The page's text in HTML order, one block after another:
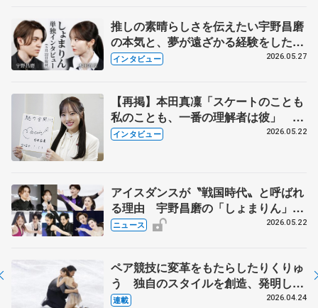
推しの素晴らしさを伝えたい宇野昌磨
の本気と、夢が遠ざかる経験をした本
田真凜の覚悟
インタビュー 2026.05.27
【再掲】本田真凜「スケートのことも
私のことも、一番の理解者は彼」 引
退時の単独インタビューで語った競技
インタビュー 2026.05.22
アイスダンスが〝戦国時代〟と呼ばれ
る理由 宇野昌磨の「しょまりん」ら
実力者が相次いで参戦 国内の競争激
ニュース 2026.05.22
ペア競技に変革をもたらしたりくりゅ
う 独自のスタイルを創造、発明した
【引退発表後②】
連載 2026.04.24